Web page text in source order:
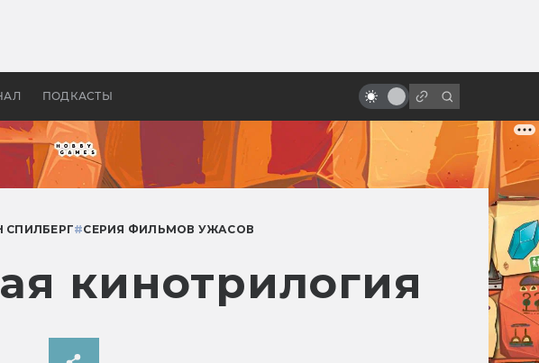
ПОДКАСТЫ
колец»
культуру и стали великими
СПИЛБЕРГ#СЕРИЯ ФИЛЬМОВ УЖАСОВ
кинотрилогия